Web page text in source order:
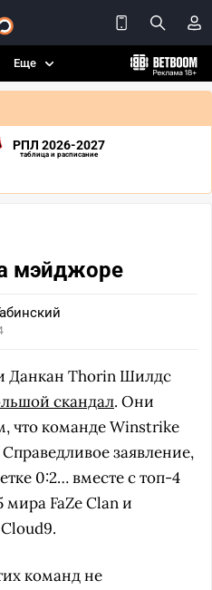
Еще
РПЛ 2026-2027
таблица и расписание
мэйджоре
Данкан Thorin Шилдс
скандал. Они
что команде Winstrike
заявление,
0:2… вместе с топ-4
FaZe Clan и
команд не